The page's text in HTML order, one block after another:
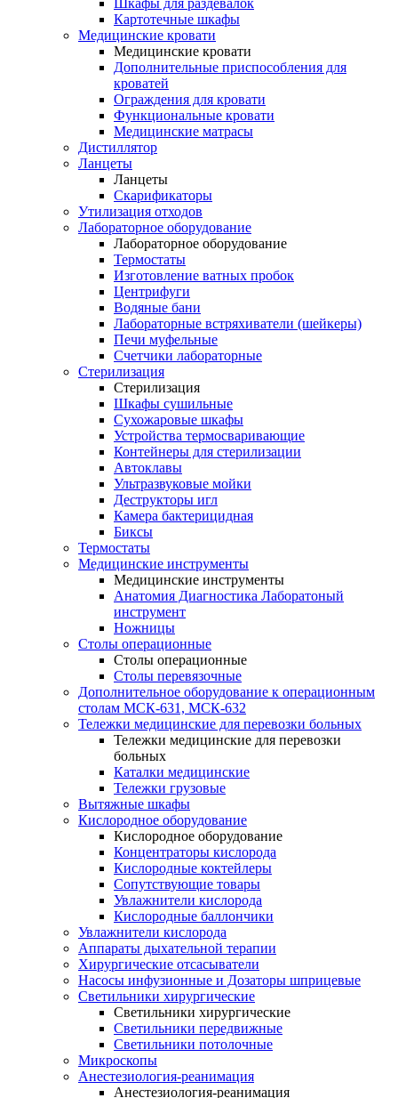
Шкафы для раздевалок
Картотечные шкафы
Медицинские кровати
Медицинские кровати
Дополнительные приспособления для
кроватей
Ограждения для кровати
Функциональные кровати
Медицинские матрасы
Дистиллятор
Ланцеты
Ланцеты
Скарификаторы
Утилизация отходов
Лабораторное оборудование
Лабораторное оборудование
Термостаты
Изготовление ватных пробок
Центрифуги
Водяные бани
Лабораторные встряхиватели (шейкеры)
Печи муфельные
Счетчики лабораторные
Стерилизация
Стерилизация
Шкафы сушильные
Сухожаровые шкафы
Устройства термосваривающие
Контейнеры для стерилизации
Автоклавы
Ультразвуковые мойки
Деструкторы игл
Камера бактерицидная
Биксы
Термостаты
Медицинские инструменты
Медицинские инструменты
Анатомия Диагностика Лаборатоный
инструмент
Ножницы
Столы операционные
Столы операционные
Столы перевязочные
Дополнительное оборудование к операционным
столам МСК-631, МСК-632
Тележки медицинские для перевозки больных
Тележки медицинские для перевозки
больных
Каталки медицинские
Тележки грузовые
Вытяжные шкафы
Кислородное оборудование
Кислородное оборудование
Концентраторы кислорода
Кислородные коктейлеры
Сопутствующие товары
Увлажнители кислорода
Кислородные баллончики
Увлажнители кислорода
Аппараты дыхательной терапии
Хирургические отсасыватели
Насосы инфузионные и Дозаторы шприцевые
Светильники хирургические
Светильники хирургические
Светильники передвижные
Светильники потолочные
Микроскопы
Анестезиология-реанимация
Анестезиология-реанимация